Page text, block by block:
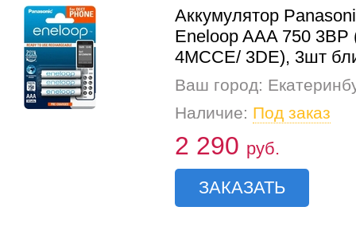
Аккумулятор
Eneloop AAA 750 3BP
4MCCE/ 3DE), 3шт
Ваш город:
Наличие: Под заказ
2 290 руб.
ЗАКАЗАТЬ